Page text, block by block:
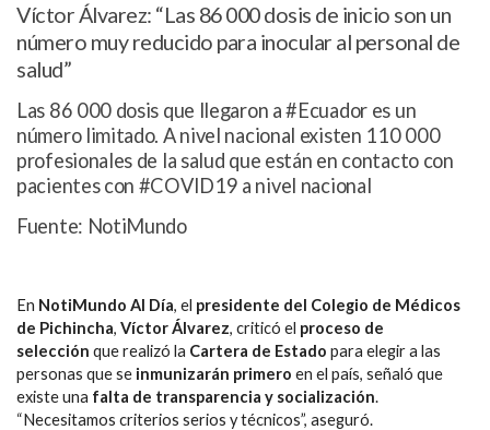
Víctor Álvarez: “Las 86 000 dosis de inicio son un
número muy reducido para inocular al personal de
salud”
Las 86 000 dosis que llegaron a #Ecuador es un
número limitado. A nivel nacional existen 110 000
profesionales de la salud que están en contacto con
pacientes con #COVID19 a nivel nacional
Fuente: NotiMundo
En NotiMundo Al Día, el presidente del Colegio de Médicos
de Pichincha, Víctor Álvarez, criticó el proceso de
selección que realizó la Cartera de Estado para elegir a las
personas que se inmunizarán primero en el país, señaló que
existe una falta de transparencia y socialización.
“Necesitamos criterios serios y técnicos”, aseguró.